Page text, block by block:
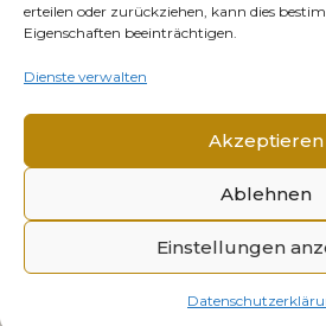
erteilen oder zurückziehen, kann dies
Eigenschaften beeinträchtigen.
Dienste verwalten
Akzeptieren
Ablehnen
Einstellungen
© 2026 Mémorial Alsace-Moselle.
Impressum